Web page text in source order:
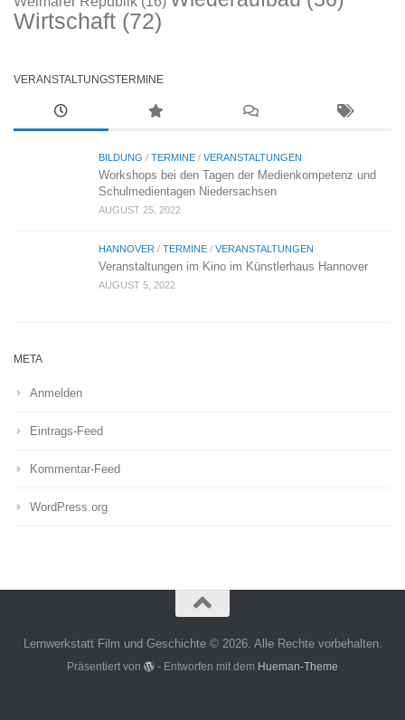
Wirtschaft (72)
VERANSTALTUNGSTERMINE
BILDUNG / TERMINE / VERANSTALTUNGEN
Workshops bei den Tagen der Medienkompetenz und
Schulmedientagen Niedersachsen
AUGUST 25, 2022
HANNOVER / TERMINE / VERANSTALTUNGEN
Veranstaltungen im Kino im Künstlerhaus Hannover
AUGUST 5, 2022
META
Anmelden
Eintrags-Feed
Kommentar-Feed
WordPress.org
Lernwerkstatt Film und Geschichte © 2026. Alle Rechte vorbehalten.
Präsentiert von - Entworfen mit dem Hueman-Theme